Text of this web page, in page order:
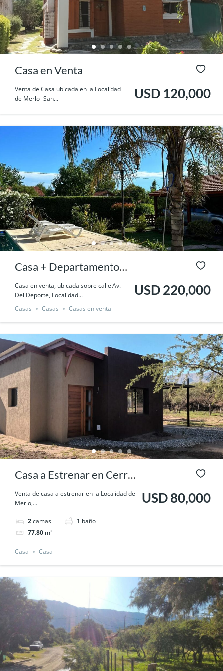
Casa en Venta
Venta de Casa ubicada en la Localidad
de Merlo- San...
USD 120,000
Casa + Departamento
en Venta- Totalmente
equipada!!!
Casa en venta, ubicada sobre calle Av.
Del Deporte, Localidad...
USD 220,000
Casas Casas Casas en venta
Casa a Estrenar en Cerro
de Oro, San Luis.
Venta de casa a estrenar en la Localidad de
Merlo,...
2camas 1 baño
77.80 m²
USD 80,000
Casa Casa